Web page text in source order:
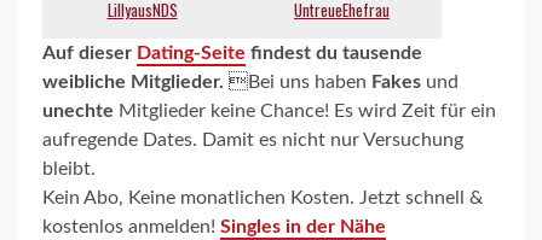
Auf dieser Dating-Seite findest du tausende
weibliche Mitglieder. Bei uns haben Fakes und
unechte Mitglieder keine Chance! Es wird Zeit für ein
aufregende Dates. Damit es nicht nur Versuchung
bleibt.
Kein Abo, Keine monatlichen Kosten. Jetzt schnell &
kostenlos anmelden! Singles in der Nähe